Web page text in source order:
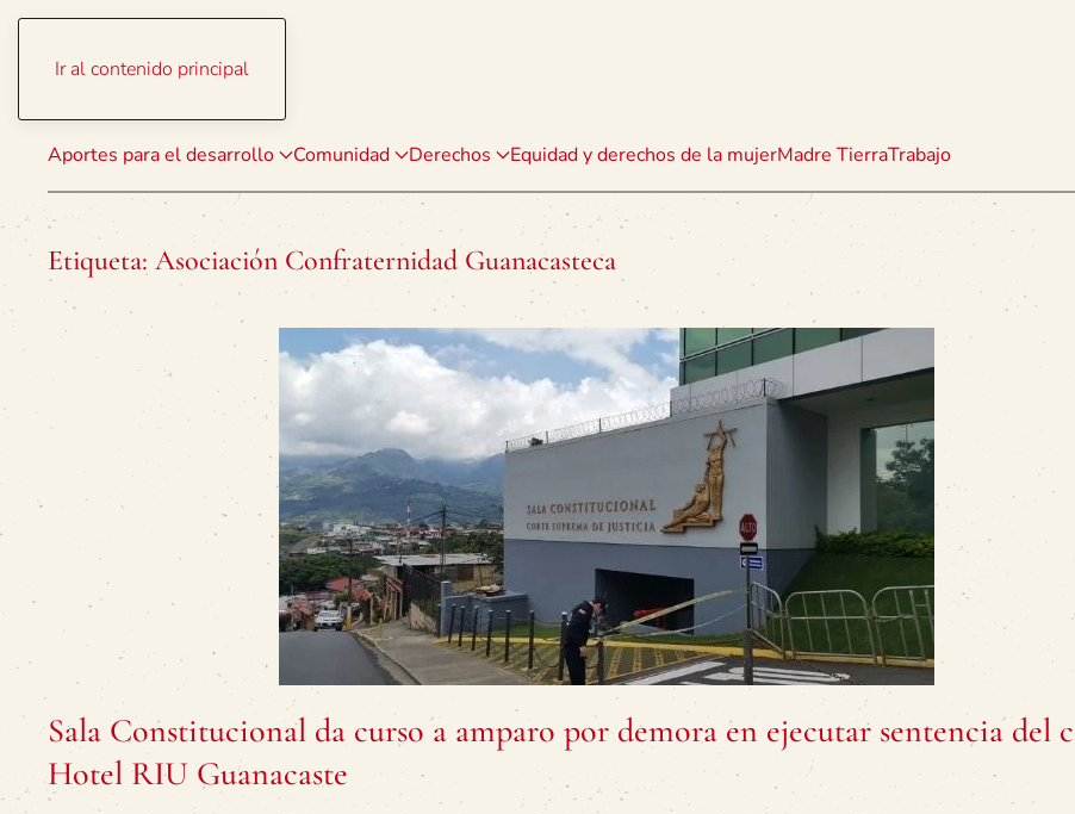
Ir al contenido principal
Aportes para el desarrollo Comunidad Derechos Equidad y derechos de la mujerMadre TierraTrabajo
Etiqueta: Asociación Confraternidad Guanacasteca
Sala Constitucional da curso a amparo por demora en ejecutar sentencia del
Hotel RIU Guanacaste